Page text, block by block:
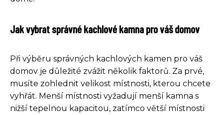
Jak vybrat správné kachlové kamna pro váš domov
Při výběru správných kachlových kamen pro váš
domov je důležité zvážit několik faktorů. Za prvé,
musíte zohlednit velikost místnosti, kterou chcete
vyhřát. Menší místnosti vyžadují menší kamna s
nižší tepelnou kapacitou, zatímco větší místnosti